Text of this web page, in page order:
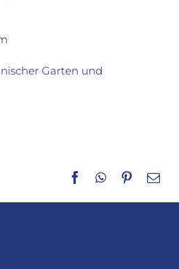
Garten und
Facebook
WhatsApp
Pinterest
E-